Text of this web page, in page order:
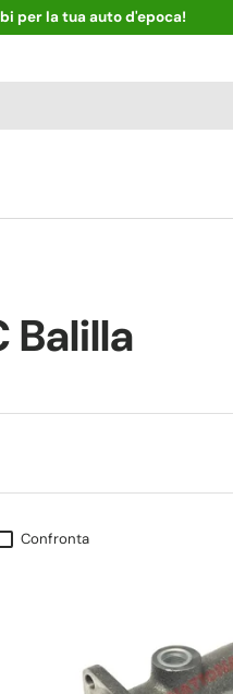
Balilla
Confronta